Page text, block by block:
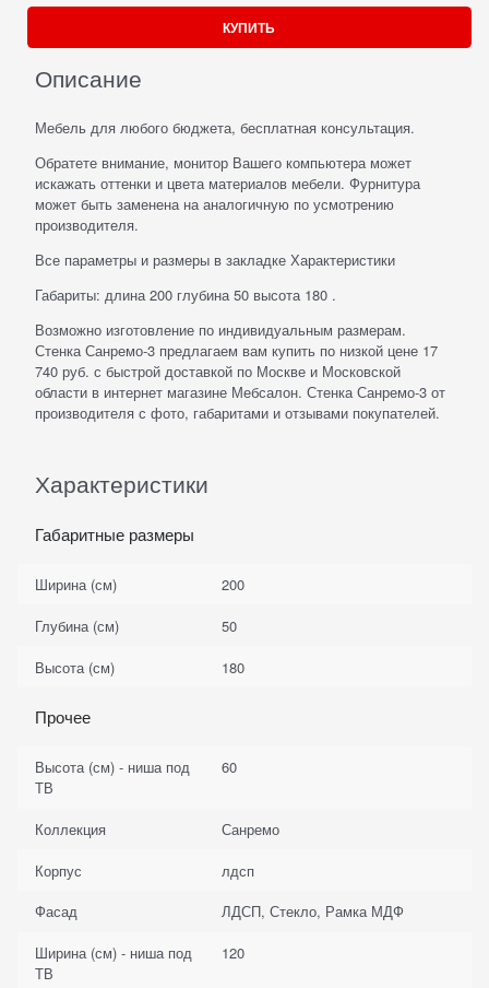
КУПИТЬ
Описание
Мебель для любого бюджета, бесплатная консультация.
Обратете внимание, монитор Вашего компьютера может
искажать оттенки и цвета материалов мебели. Фурнитура
может быть заменена на аналогичную по усмотрению
производителя.
Все параметры и размеры в закладке Характеристики
Габариты: длина 200 глубина 50 высота 180 .
Возможно изготовление по индивидуальным размерам.
Стенка Санремо-3 предлагаем вам купить по низкой цене 17
740 руб. с быстрой доставкой по Москве и Московской
области в интернет магазине Мебсалон. Стенка Санремо-3 от
производителя с фото, габаритами и отзывами покупателей.
Характеристики
Габаритные размеры
Ширина (см)
200
Глубина (см)
50
Высота (см)
180
Прочее
Высота (см) - ниша под
ТВ
60
Коллекция
Санремо
Корпус
лдсп
Фасад
ЛДСП, Стекло, Рамка МДФ
Ширина (см) - ниша под
ТВ
120